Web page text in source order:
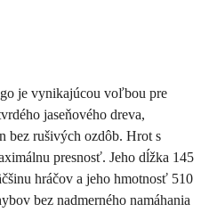
je vynikajúcou voľbou pre
jaseňového dreva,
bez rušivých ozdôb. Hrot s
presnosť. Jeho dĺžka 145
hráčov a jeho hmotnosť 510
bez nadmerného namáhania